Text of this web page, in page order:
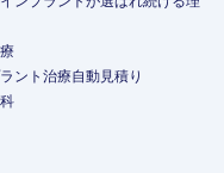
ント治療自動見積り